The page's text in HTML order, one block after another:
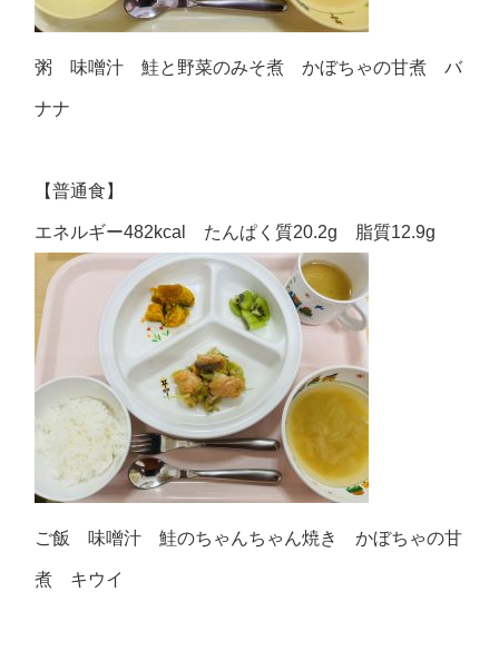
粥 味噌汁 鮭と野菜のみそ煮 かぼちゃの甘煮 バ
ナナ
【普通食】
エネルギー482kcal たんぱく質20.2g 脂質12.9g
ご飯 味噌汁 鮭のちゃんちゃん焼き かぼちゃの甘
煮 キウイ